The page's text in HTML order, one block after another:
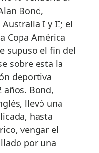
Bond,
I y II; el
Copa América
supuso el fin del
sobre esta la
deportiva
años. Bond,
llevó una
hasta
vengar el
por una